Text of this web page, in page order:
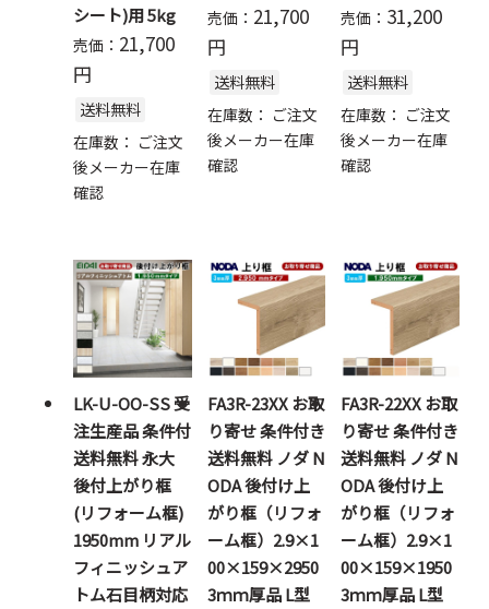
シート)用 5kg
売価： 21,700
円
送料無料
在庫数： ご注文
後メーカー在庫
確認
売価： 21,700
円
送料無料
在庫数： ご注文
後メーカー在庫
確認
売価： 31,200
円
送料無料
在庫数： ご注文
後メーカー在庫
確認
LK-U-OO-SS 受
注生産品 条件付
送料無料 永大
後付上がり框
(リフォーム框)
1950mm リアル
フィニッシュア
トム石目柄対応
FA3R-23XX お取
り寄せ 条件付き
送料無料 ノダ N
ODA 後付け上
がり框（リフォ
ーム框）2.9×1
00×159×2950
3ｍｍ厚品 L型
FA3R-22XX お取
り寄せ 条件付き
送料無料 ノダ N
ODA 後付け上
がり框（リフォ
ーム框）2.9×1
00×159×1950
3ｍｍ厚品 L型